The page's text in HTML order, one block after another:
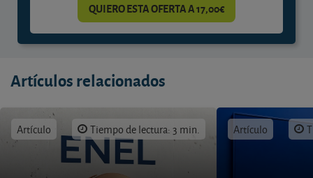
QUIERO ESTA OFERTA A 17,00€
Artículos relacionados
Artículo Tiempo de lectura: 3 min. Artículo